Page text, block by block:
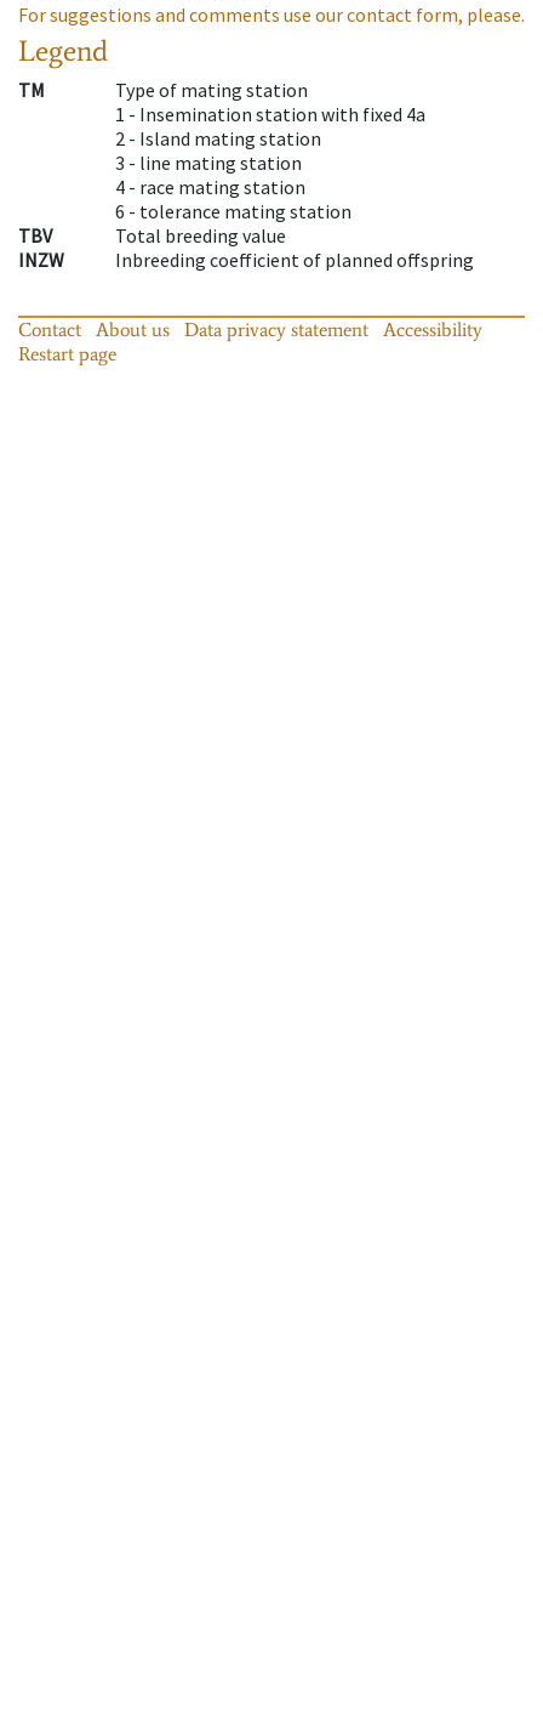
For suggestions and comments use our contact form, please.
Legend
TM
Type of mating station
1 - Insemination station with fixed 4a
2 - Island mating station
3 - line mating station
4 - race mating station
6 - tolerance mating station
TBV
Total breeding value
INZW
Inbreeding coefficient of planned offspring
Contact About us Data privacy statement
Accessibility
Restart page